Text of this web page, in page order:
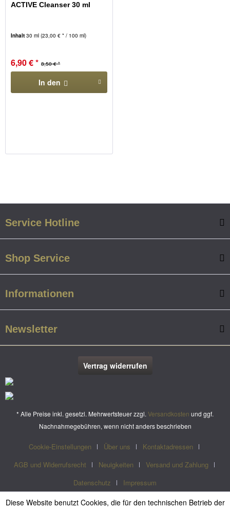
ACTIVE Cleanser 30 ml
Inhalt30 ml(23,00 € * / 100 ml)
8,50 € *
6,90 € *
In den
Service Hotline
Shop Service
Informationen
Newsletter
Vertrag widerrufen
* Alle Preise inkl. gesetzl. Mehrwertsteuer zzgl. Versandkosten und ggf.
Nachnahmegebühren, wenn nicht anders beschrieben
Cookie-Einstellungen Über uns
Kontaktadressen
AGB und Widerrufsrecht
Neuigkeiten
Versand und Zahlung
Datenschutz
Impressum
Diese Website benutzt Cookies, die für den technischen Betrieb der